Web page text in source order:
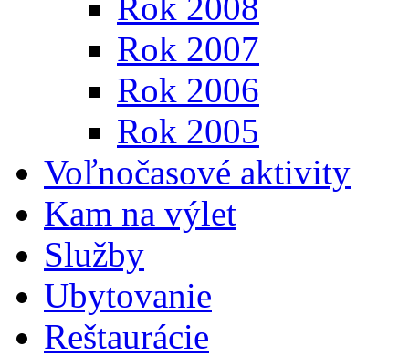
Rok 2007
Rok 2006
Rok 2005
Voľnočasové aktivity
Kam na výlet
Služby
Ubytovanie
Reštaurácie